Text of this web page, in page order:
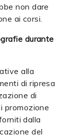
non dare
ai corsi.
durante
alla
di ripresa
di
promozione
dalla
del